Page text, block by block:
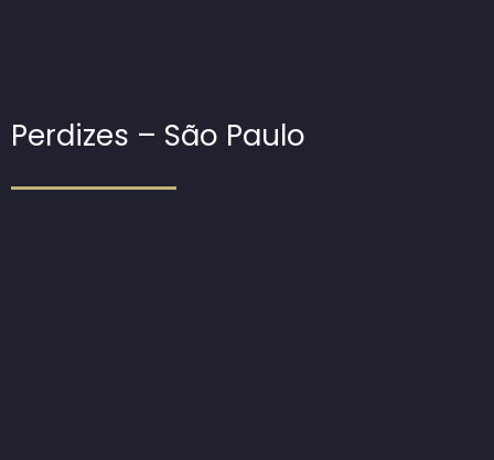
Perdizes – São Paulo